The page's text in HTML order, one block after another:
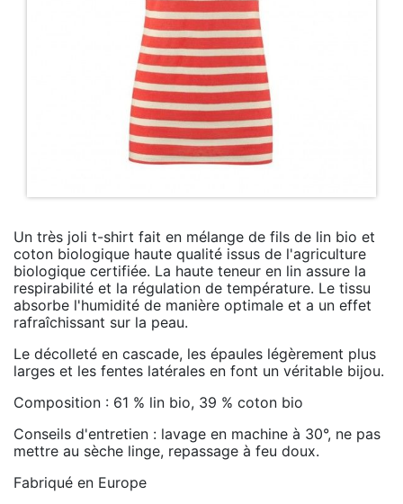
Un très joli t-shirt fait en mélange de fils de lin bio et
coton biologique haute qualité issus de l'agriculture
biologique certifiée. La haute teneur en lin assure la
respirabilité et la régulation de température. Le tissu
absorbe l'humidité de manière optimale et a un effet
rafraîchissant sur la peau.
Le décolleté en cascade, les épaules légèrement plus
larges et les fentes latérales en font un véritable bijou.
Composition : 61 % lin bio, 39 % coton bio
Conseils d'entretien : lavage en machine à 30°, ne pas
mettre au sèche linge, repassage à feu doux.
Fabriqué en Europe